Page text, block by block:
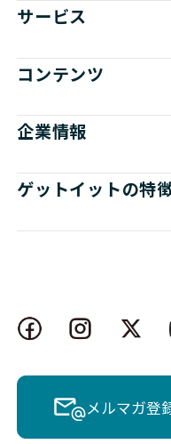
サービス
コンテンツ
企業情報
ゲットイットの特
メルマガ登